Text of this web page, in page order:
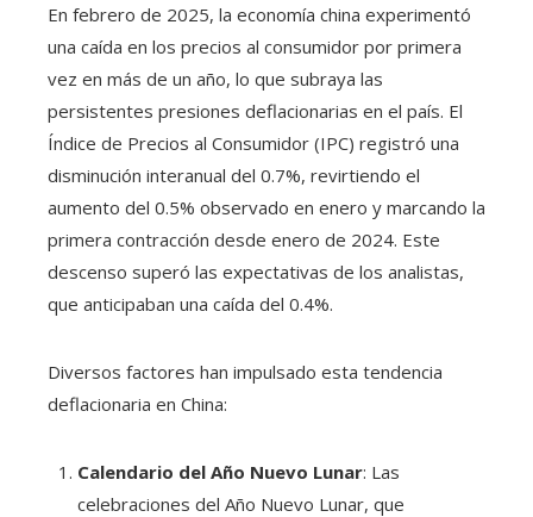
​En febrero de 2025, la economía china experimentó
una caída en los precios al consumidor por primera
vez en más de un año, lo que subraya las
persistentes presiones deflacionarias en el país. El
Índice de Precios al Consumidor (IPC) registró una
disminución interanual del 0.7%, revirtiendo el
aumento del 0.5% observado en enero y marcando la
primera contracción desde enero de 2024. Este
descenso superó las expectativas de los analistas,
que anticipaban una caída del 0.4%.
Diversos factores han impulsado esta tendencia
deflacionaria en China:​
Calendario del Año Nuevo Lunar: Las
celebraciones del Año Nuevo Lunar, que